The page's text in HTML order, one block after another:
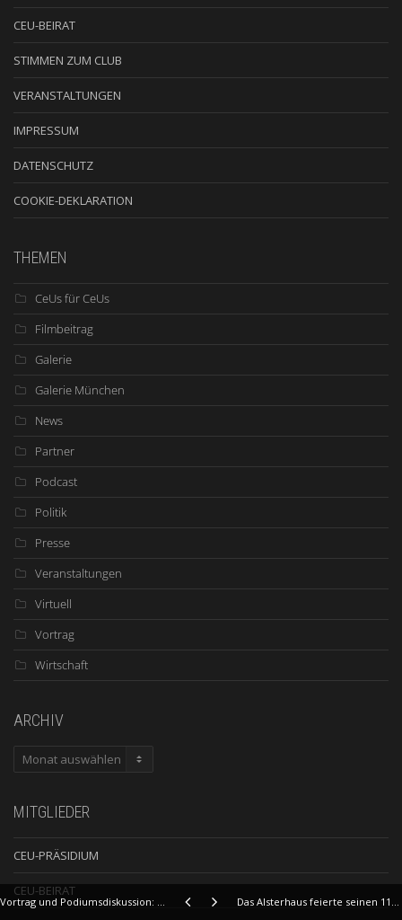
Vortrag und Podiumsdiskussion: "Die Zukunft der Ernährung" Das Alsterhaus feierte seinen 110. Geburtstag
CEU-BEIRAT
STIMMEN ZUM CLUB
VERANSTALTUNGEN
IMPRESSUM
DATENSCHUTZ
COOKIE-DEKLARATION
THEMEN
CeUs für CeUs
Filmbeitrag
Galerie
Galerie München
News
Partner
Podcast
Politik
Presse
Veranstaltungen
Virtuell
Vortrag
Wirtschaft
ARCHIV
ARCHIV
MITGLIEDER
CEU-PRÄSIDIUM
CEU-BEIRAT